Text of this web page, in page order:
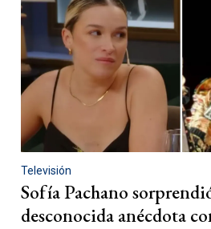
Televisión
Sofía Pachano
desconocida anécdota